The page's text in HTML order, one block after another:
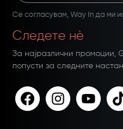
Се согласувам, Way In да ми
Следете нѐ
За најразлични промоции,
попусти за следните